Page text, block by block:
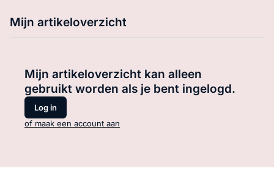
Mijn artikeloverzicht
Mijn artikeloverzicht kan alleen
gebruikt worden als je bent ingelogd.
Log in
of maak een account aan